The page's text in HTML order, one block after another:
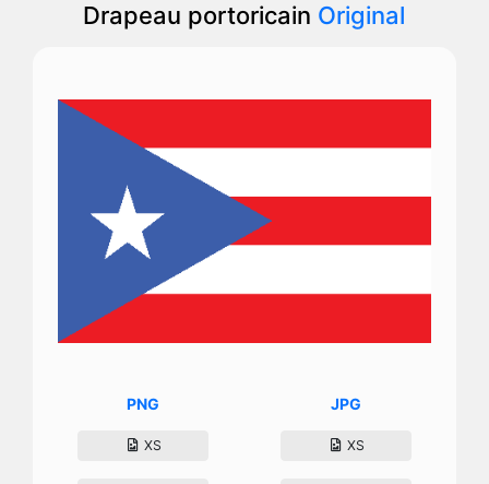
Drapeau portoricain Original
PNG
XS
JPG
XS